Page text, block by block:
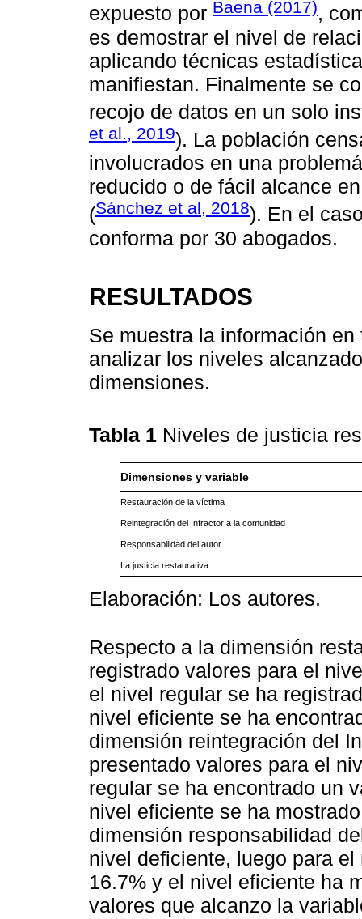
expuesto por Baena (2017),
es demostrar el nivel de
aplicando técnicas
manifiestan. Finalmente se
recojo de datos en un solo
et al., 2019). La población
involucrados en una
reducido o de fácil alcance
(Sánchez et al, 2018). En el
conforma por 30 abogados.
RESULTADOS
Se muestra la información
analizar los niveles
dimensiones.
Tabla 1 Niveles de justicia
Dimensiones y variable
Restauración de la víctima
Reintegración del Infractor a la comunidad
Responsabilidad del autor
La justicia restaurativa
Elaboración: Los autores.
Respecto a la dimensión
registrado valores para el
el nivel regular se ha
nivel eficiente se ha
dimensión reintegración del
presentado valores para el
regular se ha encontrado un
nivel eficiente se ha
dimensión responsabilidad
nivel deficiente, luego para
16.7% y el nivel eficiente ha
valores que alcanzo la